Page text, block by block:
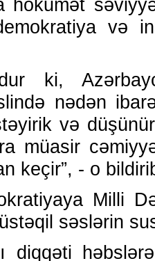
və
ki,
nədən
və
müasir
keçir”, - o
Milli
səslərin
diqqəti